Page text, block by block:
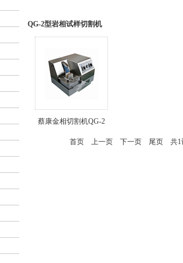
QG-2型岩相试样切割机
蔡康金相切割机QG-2
首页 上一页 下一页 尾页共1